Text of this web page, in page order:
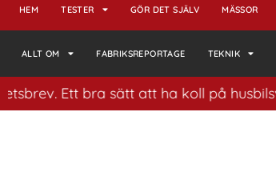
HEM TESTER GÖR DET SJÄLV MÄSSOR
ALLT OM FABRIKSREPORTAGE TEKNIK
bra sätt att ha koll på husbilsvärlden.